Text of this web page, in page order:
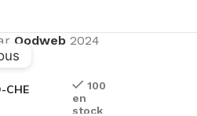
Qodweb2024
CHE
100
en
stock